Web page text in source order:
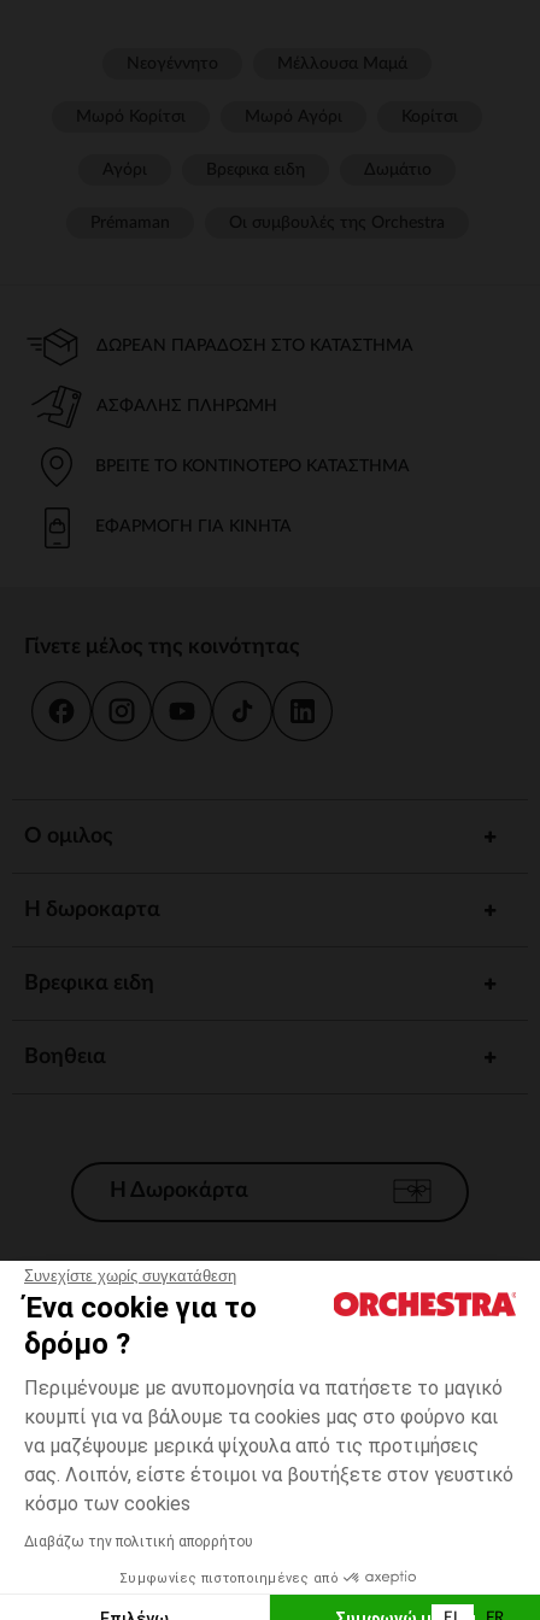
Συνεχίστε χωρίς συγκατάθεση
Ένα cookie για το
δρόμο ?
Περιμένουμε με ανυπομονησία να πατήσετε το μαγικό
κουμπί για να βάλουμε τα cookies μας στο φούρνο και
να μαζέψουμε μερικά ψίχουλα από τις προτιμήσεις
σας. Λοιπόν, είστε έτοιμοι να βουτήξετε στον γευστικό
κόσμο των cookies
Διαβάζω την πολιτική απορρήτου
Συμφωνίες πιστοποιημένες από
Πολύχρωμο
one
Δυνατότητα πληρωμής με
ΠΡΟΣΘΉΚΗ ΣΤΟ ΚΑΛΆΘΙ
ΔΩΡΕΆΝ ΠΑΡΆΔΟΣΗ ΣΤΟ ΚΑΤΆΣΤΗΜΑ
ΑΣΦΑΛΉΣ ΠΛΗΡΩΜΉ
ΒΡΕΊΤΕ ΤΟ ΚΟΝΤΙΝΌΤΕΡΟ ΚΑΤΆΣΤΗΜΑ
ΕΦΑΡΜΟΓΉ ΓΙΑ ΚΙΝΗΤΆ
Γίνετε μέλος της κοινότητας
Ο ομιλος
Η δωροκαρτα
Βρεφικα ειδη
Βοηθεια
Η Δωροκάρτα
Γενικοί 'Οροι Πώλησης
*Εμπορικες προσφορες
Προσωπικά δεδομένα
Διαχείρηση των cookies
Προσβασιμότητα: μη συμμορφούμενη
H Orchestra συμμετέχει στον κωδικά δεοντολογίας και στο σύστημα
μεσολάβησης της Γαλλικής Ομοσπονδίας Ηλεκτρονικού Εμπορίου.